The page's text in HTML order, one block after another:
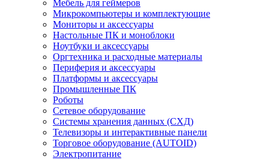
Мебель для геймеров
Микрокомпьютеры и комплектующие
Мониторы и аксессуары
Настольные ПК и моноблоки
Ноутбуки и аксессуары
Оргтехника и расходные материалы
Периферия и аксессуары
Платформы и аксессуары
Промышленные ПК
Роботы
Сетевое оборудование
Системы хранения данных (СХД)
Телевизоры и интерактивные панели
Торговое оборудование (AUTOID)
Электропитание